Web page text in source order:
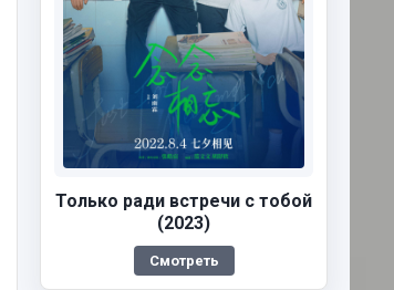
Только ради встречи с тобой
(2023)
Смотреть